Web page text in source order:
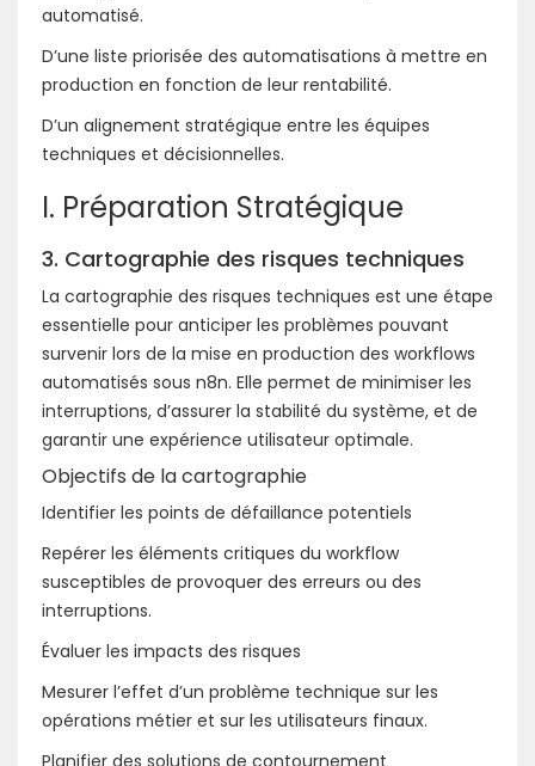
automatisé.
D’une liste priorisée des automatisations à mettre en
production en fonction de leur rentabilité.
D’un alignement stratégique entre les équipes
techniques et décisionnelles.
I. Préparation Stratégique
3. Cartographie des risques techniques
La cartographie des risques techniques est une étape
essentielle pour anticiper les problèmes pouvant
survenir lors de la mise en production des workflows
automatisés sous n8n. Elle permet de minimiser les
interruptions, d’assurer la stabilité du système, et de
garantir une expérience utilisateur optimale.
Objectifs de la cartographie
Identifier les points de défaillance potentiels
Repérer les éléments critiques du workflow
susceptibles de provoquer des erreurs ou des
interruptions.
Évaluer les impacts des risques
Mesurer l’effet d’un problème technique sur les
opérations métier et sur les utilisateurs finaux.
Planifier des solutions de contournement